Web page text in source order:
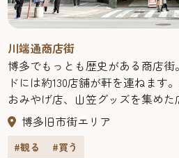
川端通商店街
博多でもっとも歴史がある商店街
ドには約130店舗が軒を連ねます
おみやげ店、山笠グッズを集め
ラーメン店もあり、博多散策の定
曜やイベント時には、商店街の中
物の川端ぜんざいも味わえます。
博多旧市街エリア
#観る #買う